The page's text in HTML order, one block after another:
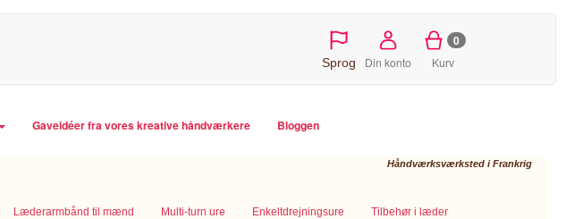
Sprog Din konto
0
Kurv
Gaveidéer fra vores kreative håndværkere Bloggen
Håndværksværksted i Frankrig
Læderarmbånd til mænd Multi-turn ure Enkeltdrejningsure Tilbehør i læder